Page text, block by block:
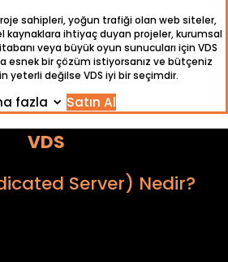
sahipleri, yoğun trafiği olan web siteler,
kaynaklara ihtiyaç duyan projeler, kurumsal
veya büyük oyun sunucuları için VDS
esnek bir çözüm istiyorsanız ve bütçeniz
yeterli değilse VDS iyi bir seçimdir.
fazla Satın Al
VDS
Server) Nedir?